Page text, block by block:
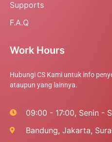
Supports
F.A.Q
Work Hours
Hubungi CS Kami untuk info
ataupun yang lainnya.
09:00 - 17:00, Senin -
Bandung, Jakarta,